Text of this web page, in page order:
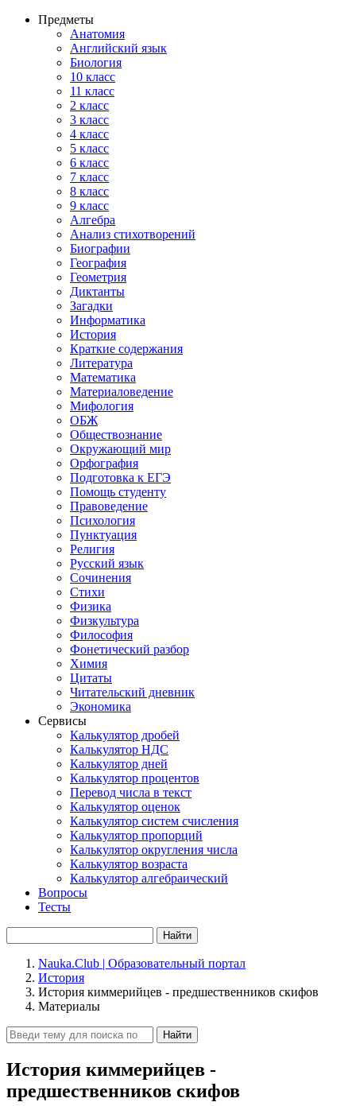
Предметы
Анатомия
Английский язык
Биология
10 класс
11 класс
2 класс
3 класс
4 класс
5 класс
6 класс
7 класс
8 класс
9 класс
Алгебра
Анализ стихотворений
Биографии
География
Геометрия
Диктанты
Загадки
Информатика
История
Краткие содержания
Литература
Математика
Материаловедение
Мифология
ОБЖ
Обществознание
Окружающий мир
Орфография
Подготовка к ЕГЭ
Помощь студенту
Правоведение
Психология
Пунктуация
Религия
Русский язык
Сочинения
Стихи
Физика
Физкультура
Философия
Фонетический разбор
Химия
Цитаты
Читательский дневник
Экономика
Сервисы
Калькулятор дробей
Калькулятор НДС
Калькулятор дней
Калькулятор процентов
Перевод числа в текст
Калькулятор оценок
Калькулятор систем счисления
Калькулятор пропорций
Калькулятор округления числа
Калькулятор возраста
Калькулятор алгебраический
Вопросы
Тесты
Найти
Nauka.Club | Образовательный портал
История
История киммерийцев - предшественников скифов
Материалы
Найти
История киммерийцев -
предшественников скифов